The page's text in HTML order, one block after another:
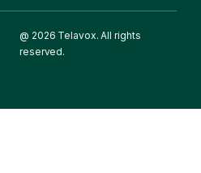
@ 2026 Telavox. All rights
reserved.